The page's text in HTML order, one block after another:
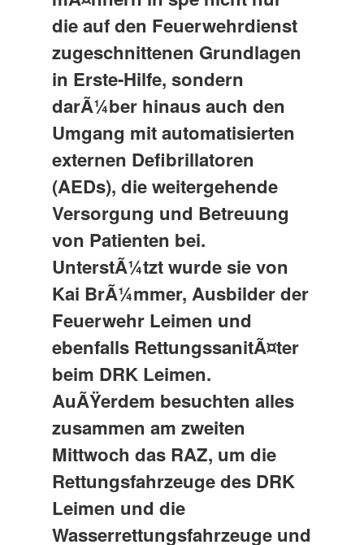
die auf den Feuerwehrdienst
zugeschnittenen Grundlagen
in Erste-Hilfe, sondern
darÃ¼ber hinaus auch den
Umgang mit automatisierten
externen Defibrillatoren
(AEDs), die weitergehende
Versorgung und Betreuung
von Patienten bei.
UnterstÃ¼tzt wurde sie von
Kai BrÃ¼mmer, Ausbilder der
Feuerwehr Leimen und
ebenfalls RettungssanitÃ¤ter
beim DRK Leimen.
AuÃŸerdem besuchten alles
zusammen am zweiten
Mittwoch das RAZ, um die
Rettungsfahrzeuge des DRK
Leimen und die
Wasserrettungsfahrzeuge und